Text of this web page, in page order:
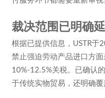
裁决范围已明确
根据已提供信息，USTR于
禁止强迫劳动产品进口方
10%-12.5%关税。已确认
于传统实物贸易，还明确覆